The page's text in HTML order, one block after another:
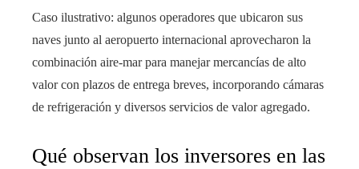
Caso ilustrativo: algunos operadores que ubicaron sus
naves junto al aeropuerto internacional aprovecharon la
combinación aire‑mar para manejar mercancías de alto
valor con plazos de entrega breves, incorporando cámaras
de refrigeración y diversos servicios de valor agregado.
Qué observan los inversores en las